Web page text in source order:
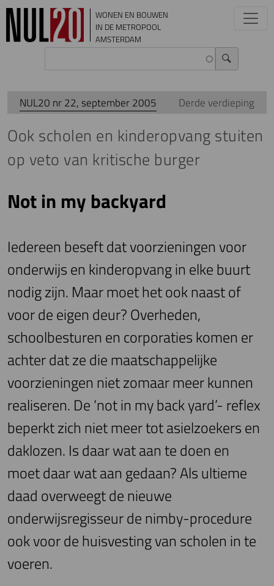
Overslaan en naar de inhoud gaan
WONEN EN BOUWEN
IN DE METROPOOL
AMSTERDAM
NUL20 nr 22, september 2005 Derde verdieping
Ook scholen en kinderopvang stuiten
op veto van kritische burger
Not in my backyard
Iedereen beseft dat voorzieningen voor
onderwijs en kinderopvang in elke buurt
nodig zijn. Maar moet het ook naast of
voor de eigen deur? Overheden,
schoolbesturen en corporaties komen er
achter dat ze die maatschappelijke
voorzieningen niet zomaar meer kunnen
realiseren. De ‘not in my back yard’- reflex
beperkt zich niet meer tot asielzoekers en
daklozen. Is daar wat aan te doen en
moet daar wat aan gedaan? Als ultieme
daad overweegt de nieuwe
onderwijsregisseur de nimby-procedure
ook voor de huisvesting van scholen in te
voeren.